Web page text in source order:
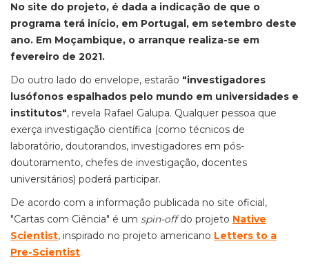
No site do projeto, é dada a indicação de que o
programa terá início, em Portugal, em setembro deste
ano. Em Moçambique, o arranque realiza-se em
fevereiro de 2021.
Do outro lado do envelope, estarão "investigadores
lusófonos espalhados pelo mundo em universidades e
institutos", revela Rafael Galupa. Qualquer pessoa que
exerça investigação científica (como técnicos de
laboratório, doutorandos, investigadores em pós-
doutoramento, chefes de investigação, docentes
universitários) poderá participar.
De acordo com a informação publicada no site oficial,
"Cartas com Ciência" é um spin-offdo projeto Native
Scientist, inspirado no projeto americano Letters to a
Pre-Scientist.